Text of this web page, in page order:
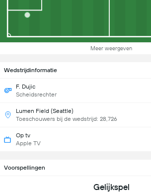
Meer weergeven
Wedstrijdinformatie
F. Dujic
Scheidsrechter
Lumen Field (Seattle)
Toeschouwers bij de wedstrijd: 28,726
Op tv
Apple TV
Voorspellingen
Gelijkspel